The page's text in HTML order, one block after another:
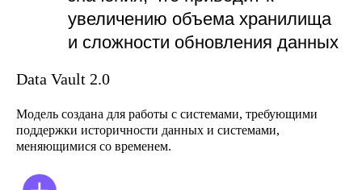
Data Vault 2.0
Модель создана для работы с системами, требующими
поддержки историчности данных и системами,
меняющимися со временем.